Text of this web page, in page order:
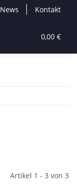
News Kontakt
0,00 €
High End
Artikel 1 - 3 von 3